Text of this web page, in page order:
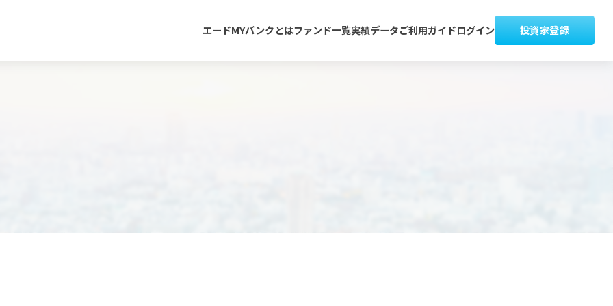
エードMYバンクとはファンド一覧実績データご利用ガイドログイン 投資家登録